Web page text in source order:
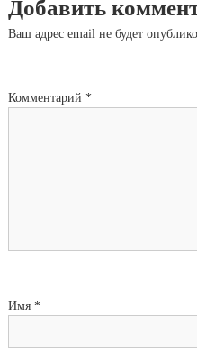
Добавить
Ваш адрес email не будет
Комментарий *
Имя *